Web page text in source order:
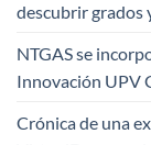
descubrir grados
NTGAS se
Innovación UPV
Crónica de una